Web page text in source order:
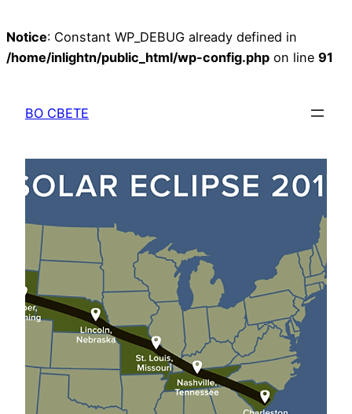
Notice: Constant WP_DEBUG already defined in
/home/inlightn/public_html/wp-config.php on line 91
содержимому
ВО СВЕТЕ